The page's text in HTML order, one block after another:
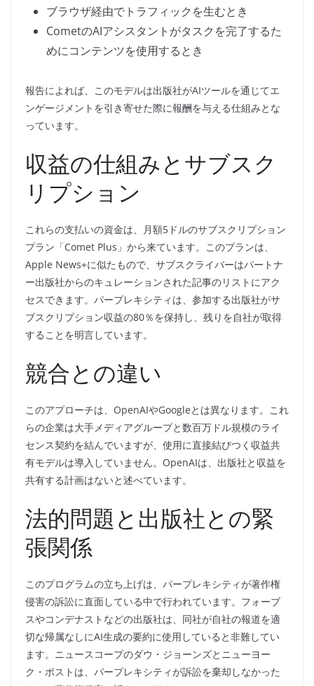
ブラウザ経由でトラフィックを生むとき
CometのAIアシスタントがタスクを完了するた
めにコンテンツを使用するとき
報告によれば、このモデルは出版社がAIツールを通じてエ
ンゲージメントを引き寄せた際に報酬を与える仕組みとな
っています。
収益の仕組みとサブスク
リプション
これらの支払いの資金は、月額5ドルのサブスクリプション
プラン「Comet Plus」から来ています。このプランは、
Apple News+に似たもので、サブスクライバーはパートナ
ー出版社からのキュレーションされた記事のリストにアク
セスできます。パープレキシティは、参加する出版社がサ
ブスクリプション収益の80％を保持し、残りを自社が取得
することを明言しています。
競合との違い
このアプローチは、OpenAIやGoogleとは異なります。これ
らの企業は大手メディアグループと数百万ドル規模のライ
センス契約を結んでいますが、使用に直接結びつく収益共
有モデルは導入していません。OpenAIは、出版社と収益を
共有する計画はないと述べています。
法的問題と出版社との緊
張関係
このプログラムの立ち上げは、パープレキシティが著作権
侵害の訴訟に直面している中で行われています。フォーブ
スやコンデナストなどの出版社は、同社が自社の報道を適
切な帰属なしにAI生成の要約に使用していると非難してい
ます。ニュースコープのダウ・ジョーンズとニューヨー
ク・ポストは、パープレキシティが訴訟を棄却しなかった